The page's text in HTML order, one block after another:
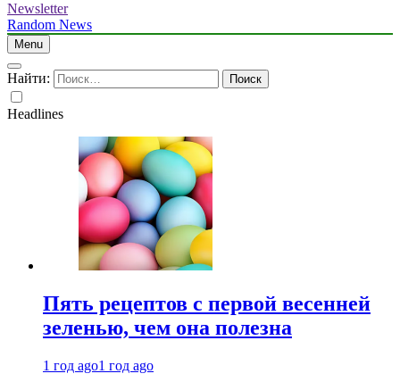
Newsletter
Random News
Menu
Найти:
Headlines
Пять рецептов с первой весенней
зеленью, чем она полезна
1 год ago1 год ago